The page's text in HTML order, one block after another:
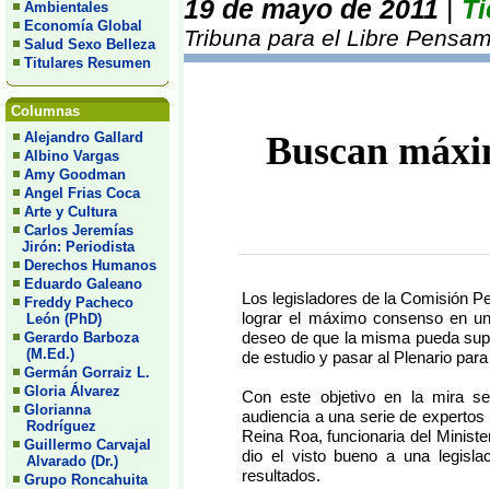
Ambientales
Economía Global
Salud Sexo Belleza
Titulares Resumen
Columnas
Alejandro Gallard
Albino Vargas
Amy Goodman
Angel Frias Coca
Arte y Cultura
Carlos Jeremías
Jirón: Periodista
Derechos Humanos
Eduardo Galeano
Freddy Pacheco
León (PhD)
Gerardo Barboza
(M.Ed.)
Germán Gorraiz L.
Gloria Álvarez
Glorianna
Rodríguez
Guillermo Carvajal
Alvarado (Dr.)
Grupo Roncahuita
19 de mayo de 2011 |
Tribuna para el Libre
Buscan
Los legisladores de la Comisión
lograr el máximo consenso en
deseo de que la misma pueda
de estudio y pasar al Plenario
Con este objetivo en la mira
audiencia a una serie de
Reina Roa, funcionaria del
dio el visto bueno a una
resultados.